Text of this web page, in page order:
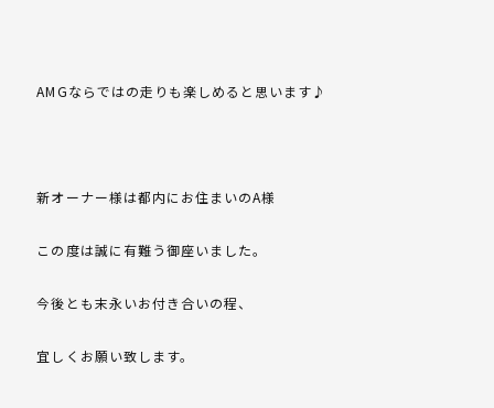
AMGならではの走りも楽しめると思います♪
新オーナー様は都内にお住まいのA様
この度は誠に有難う御座いました。
今後とも末永いお付き合いの程、
宜しくお願い致します。